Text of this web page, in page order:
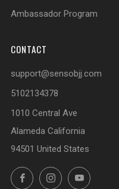
Ambassador Program
CONTACT
support@sensobjj.com
5102134378
1010 Central Ave
Alameda California
94501 United States
FacebookInstagramYouTube